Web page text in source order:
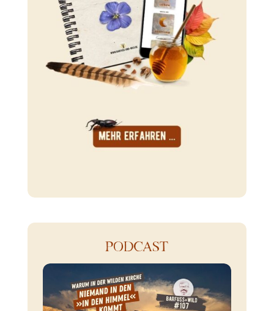
PODCAST